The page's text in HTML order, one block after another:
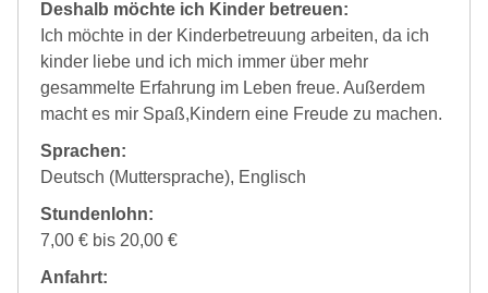
Deshalb möchte ich Kinder betreuen:
Ich möchte in der Kinderbetreuung arbeiten, da ich
kinder liebe und ich mich immer über mehr
gesammelte Erfahrung im Leben freue. Außerdem
macht es mir Spaß,Kindern eine Freude zu machen.
Sprachen:
Deutsch (Muttersprache), Englisch
Stundenlohn:
7,00 € bis 20,00 €
Anfahrt: